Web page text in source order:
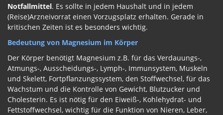
Notfallmittel. Es sollte in jedem Haushalt und in jedem
(Reise)Arzneivorrat einen Vorzugsplatz erhalten. Gerade in
kritischen Zeiten ist es besonders wichtig.
Bedeutung von Magnesium im Körper
Der Körper benötigt Magnesium z.B. für das Verdauungs-,
Atmungs-, Ausscheidungs-, Lymph-, Immunsystem, Muskeln
und Skelett, Fortpflanzungssystem, den Stoffwechsel, für das
Wachstum und die Kontrolle von Gewicht, Blutzucker und
Cholesterin. Es ist nötig für den Eiweiß-, Kohlehydrat- und
Fettstoffwechsel, wichtig für die Funktion von Nieren, Leber,